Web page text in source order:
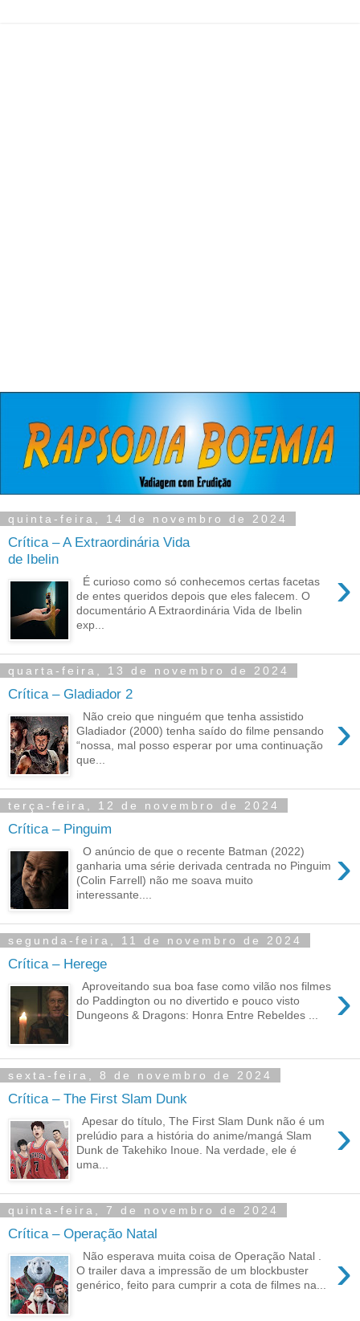
quinta-feira, 14 de novembro de 2024
Crítica – A Extraordinária Vida
de Ibelin
›
É curioso como só conhecemos certas facetas
de entes queridos depois que eles falecem. O
documentário A Extraordinária Vida de Ibelin
exp...
quarta-feira, 13 de novembro de 2024
Crítica – Gladiador 2
›
Não creio que ninguém que tenha assistido
Gladiador (2000) tenha saído do filme pensando
“nossa, mal posso esperar por uma continuação
que...
terça-feira, 12 de novembro de 2024
Crítica – Pinguim
›
O anúncio de que o recente Batman (2022)
ganharia uma série derivada centrada no Pinguim
(Colin Farrell) não me soava muito
interessante....
segunda-feira, 11 de novembro de 2024
Crítica – Herege
›
Aproveitando sua boa fase como vilão nos filmes
do Paddington ou no divertido e pouco visto
Dungeons & Dragons: Honra Entre Rebeldes ...
sexta-feira, 8 de novembro de 2024
Crítica – The First Slam Dunk
›
Apesar do título, The First Slam Dunk não é um
prelúdio para a história do anime/mangá Slam
Dunk de Takehiko Inoue. Na verdade, ele é
uma...
quinta-feira, 7 de novembro de 2024
Crítica – Operação Natal
›
Não esperava muita coisa de Operação Natal .
O trailer dava a impressão de um blockbuster
genérico, feito para cumprir a cota de filmes na...